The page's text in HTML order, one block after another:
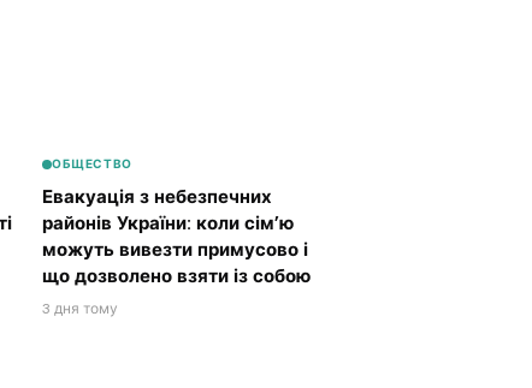
ОБЩЕСТВО
Евакуація з небезпечних
районів України: коли сім’ю
можуть вивезти примусово і
що дозволено взяти із собою
3 дня тому